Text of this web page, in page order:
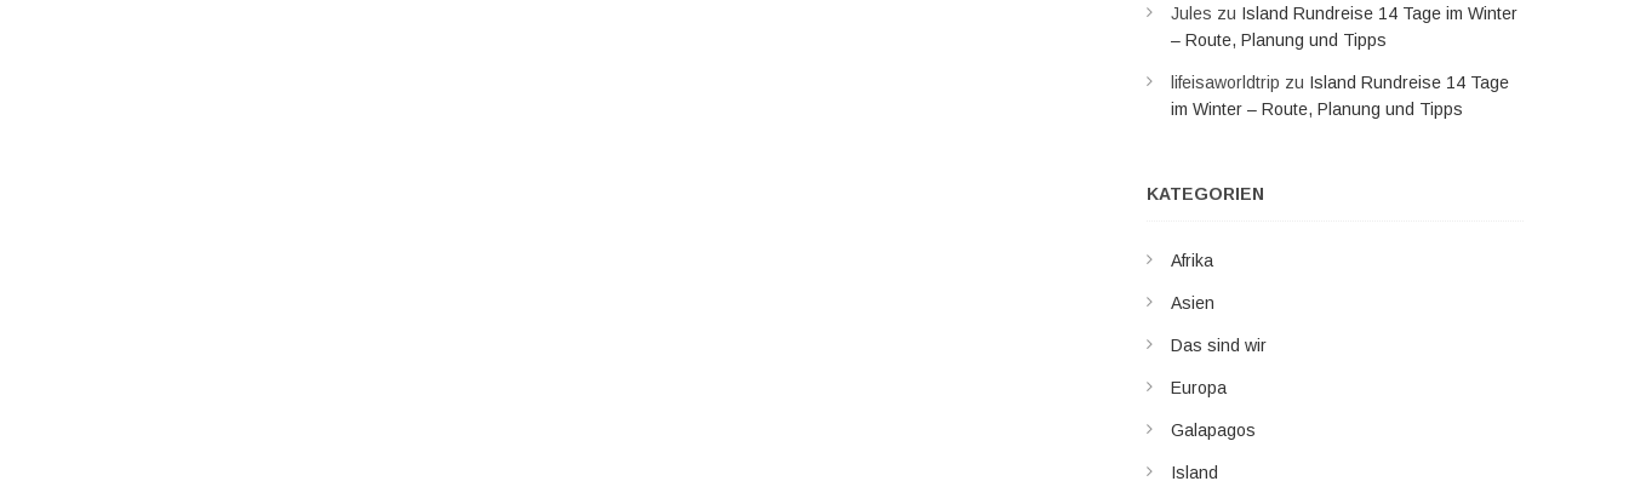
Jules zu Island Rundreise 14 Tage im Winter
– Route, Planung und Tipps
lifeisaworldtrip zu Island Rundreise 14 Tage
im Winter – Route, Planung und Tipps
KATEGORIEN
Afrika
Asien
Das sind wir
Europa
Galapagos
Island